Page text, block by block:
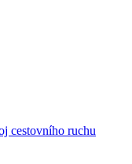
cestovního ruchu